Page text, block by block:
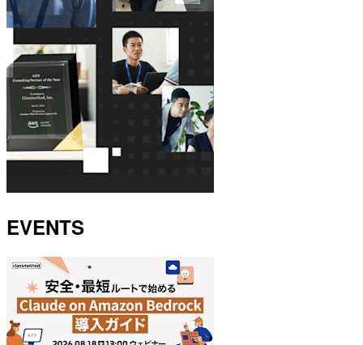
EVENTS